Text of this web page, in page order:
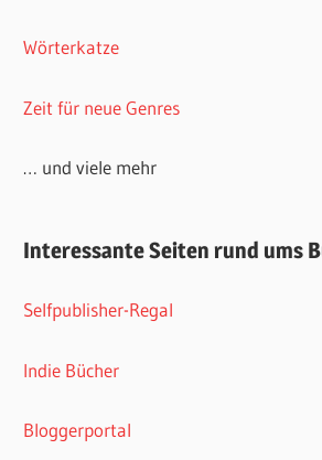
Wörterkatze
Zeit für neue Genres
… und viele mehr
Interessante Seiten rund ums
Selfpublisher-Regal
Indie Bücher
Bloggerportal